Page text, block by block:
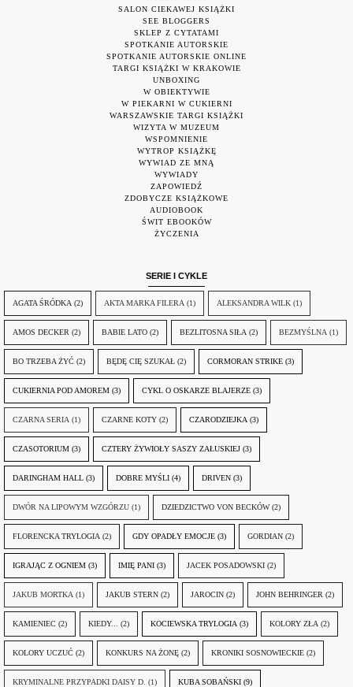
SALON CIEKAWEJ KSIĄŻKI
SEE BLOGGERS
SKLEP Z CYTATAMI
SPOTKANIE AUTORSKIE
SPOTKANIE AUTORSKIE ONLINE
TARGI KSIĄŻKI W KRAKOWIE
UNBOXING
W OBIEKTYWIE
W PIEKARNI W CUKIERNI
WARSZAWSKIE TARGI KSIĄŻKI
WIZYTA W MUZEUM
WSPOMNIENIE
WYTROP KSIĄŻKĘ
WYWIAD ZE MNĄ
WYWIADY
ZAPOWIEDŹ
ZDOBYCZE KSIĄŻKOWE
AUDIOBOOK
ŚWIT EBOOKÓW
ŻYCZENIA
SERIE I CYKLE
AGATA ŚRÓDKA (2) AKTA MARKA FILERA (1) ALEKSANDRA WILK (1)
AMOS DECKER (2) BABIE LATO (2) BEZLITOSNA SIŁA (2) BEZMYŚLNA (1)
BO TRZEBA ŻYĆ (2) BĘDĘ CIĘ SZUKAŁ (2) CORMORAN STRIKE (3)
CUKIERNIA POD AMOREM (3) CYKL O OSKARZE BLAJERZE (3)
CZARNA SERIA (1) CZARNE KOTY (2) CZARODZIEJKA (3)
CZASOTORIUM (3) CZTERY ŻYWIOŁY SASZY ZAŁUSKIEJ (3)
DARINGHAM HALL (3) DOBRE MYŚLI (4) DRIVEN (3)
DWÓR NA LIPOWYM WZGÓRZU (1) DZIEDZICTWO VON BECKÓW (2)
FLORENCKA TRYLOGIA (2) GDY OPADŁY EMOCJE (3) GORDIAN (2)
IGRAJĄC Z OGNIEM (3) IMIĘ PANI (3) JACEK POSADOWSKI (2)
JAKUB MORTKA (1) JAKUB STERN (2) JAROCIN (2) JOHN BEHRINGER (2)
KAMIENIEC (2) KIEDY... (2) KOCIEWSKA TRYLOGIA (3) KOLORY ZŁA (2)
KOLORY UCZUĆ (2) KONKURS NA ŻONĘ (2) KRONIKI SOSNOWIECKIE (2)
KRYMINALNE PRZYPADKI DAISY D. (1) KUBA SOBAŃSKI (9)